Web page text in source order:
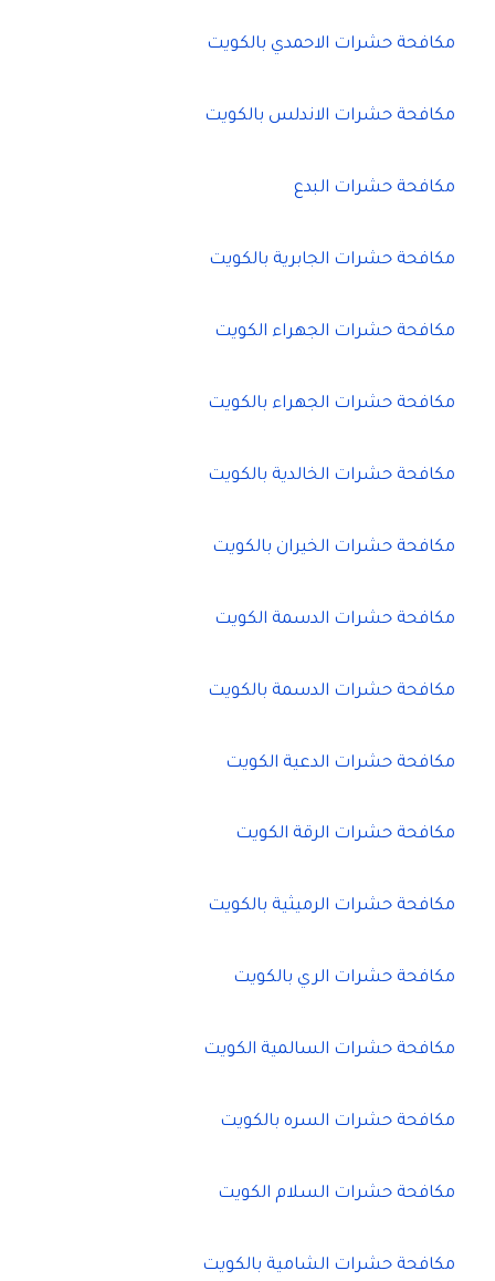
مكافحة حشرات الاحمدي بالكويت
مكافحة حشرات الاندلس بالكويت
مكافحة حشرات البدع
مكافحة حشرات الجابرية بالكويت
مكافحة حشرات الجهراء الكويت
مكافحة حشرات الجهراء بالكويت
مكافحة حشرات الخالدية بالكويت
مكافحة حشرات الخيران بالكويت
مكافحة حشرات الدسمة الكويت
مكافحة حشرات الدسمة بالكويت
مكافحة حشرات الدعية الكويت
مكافحة حشرات الرقة الكويت
مكافحة حشرات الرميثية بالكويت
مكافحة حشرات الري بالكويت
مكافحة حشرات السالمية الكويت
مكافحة حشرات السره بالكويت
مكافحة حشرات السلام الكويت
مكافحة حشرات الشامية بالكويت